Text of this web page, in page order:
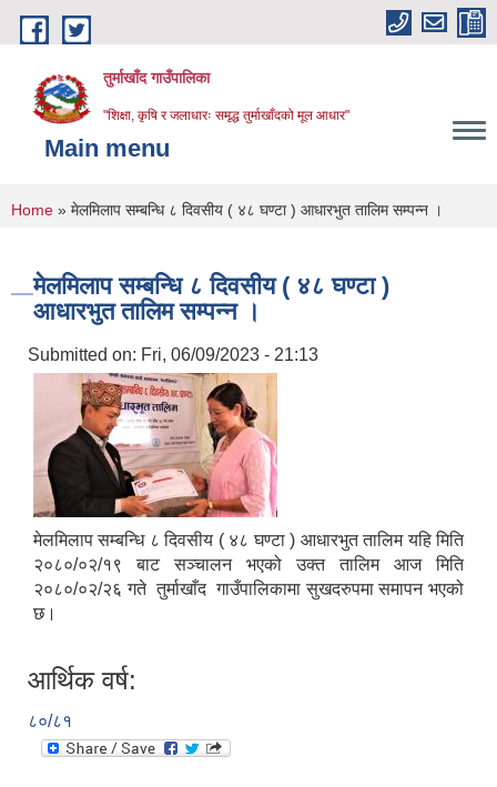
Skip to main content
तुर्माखाँद गाउँपालिका
"शिक्षा, कृषि र जलाधारः समृद्ध तुर्माखाँदको मूल आधार"
Main menu
You are here
Home » मेलमिलाप सम्बन्धि ८ दिवसीय ( ४८ घण्टा ) आधारभुत तालिम सम्पन्न ।
मेलमिलाप सम्बन्धि ८ दिवसीय ( ४८ घण्टा )
आधारभुत तालिम सम्पन्न ।
Submitted on: Fri, 06/09/2023 - 21:13
मेलमिलाप सम्बन्धि ८ दिवसीय ( ४८ घण्टा ) आधारभुत तालिम यहि मिति
२०८०/०२/१९ बाट सञ्चालन भएको उक्त तालिम आज मिति
२०८०/०२/२६ गते तुर्माखाँद गाउँपालिकामा सुखदरुपमा समापन भएको
छ।
आर्थिक वर्ष:
८०/८१